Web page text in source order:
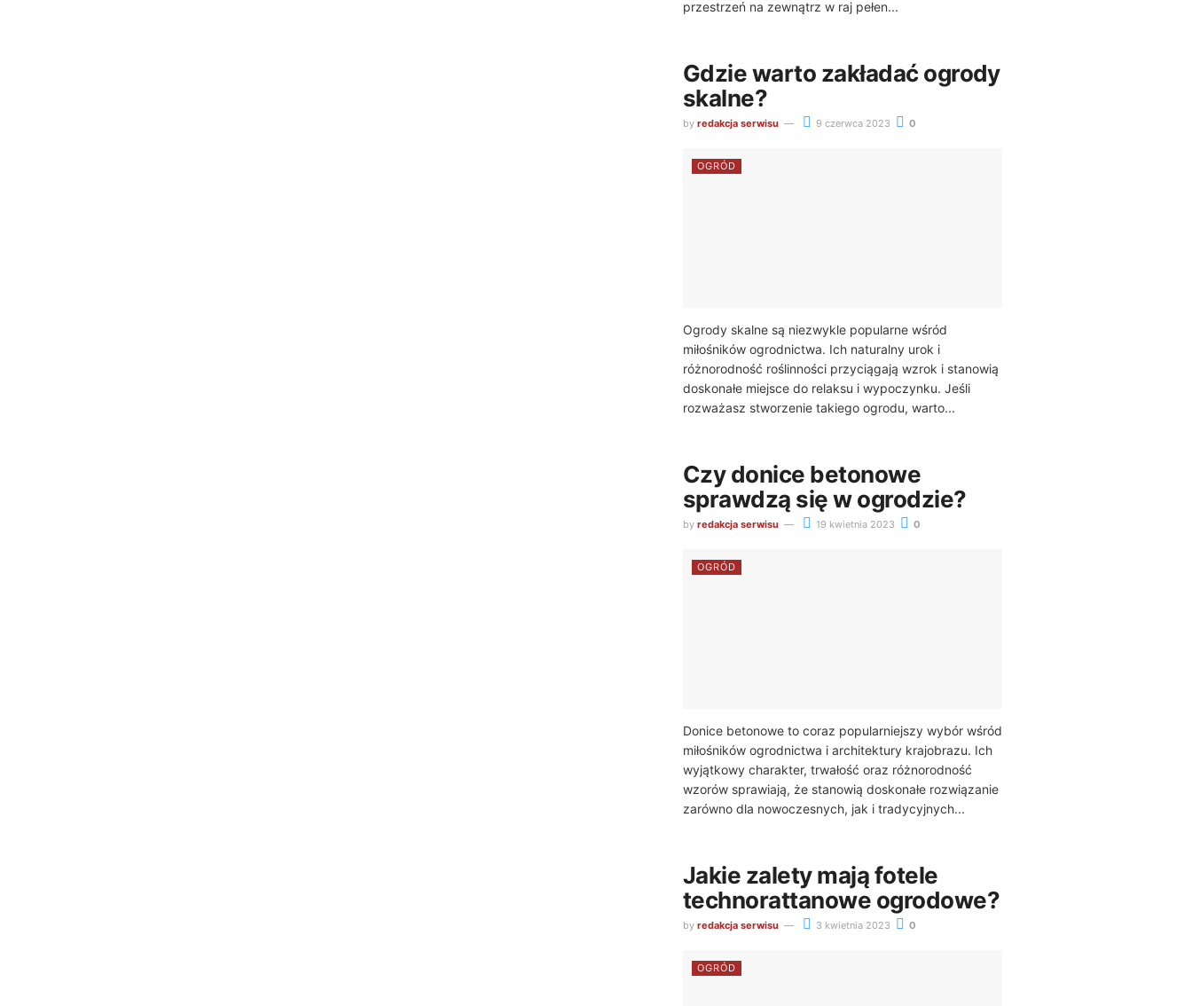
przestrzeń na zewnątrz w raj pełen...
Gdzie warto zakładać ogrody
skalne?
by redakcja serwisu 9 czerwca 2023 0
OGRÓD
Ogrody skalne są niezwykle popularne wśród
miłośników ogrodnictwa. Ich naturalny urok i
różnorodność roślinności przyciągają wzrok i stanowią
doskonałe miejsce do relaksu i wypoczynku. Jeśli
rozważasz stworzenie takiego ogrodu, warto...
Czy donice betonowe
sprawdzą się w ogrodzie?
by redakcja serwisu 19 kwietnia 2023 0
OGRÓD
Donice betonowe to coraz popularniejszy wybór wśród
miłośników ogrodnictwa i architektury krajobrazu. Ich
wyjątkowy charakter, trwałość oraz różnorodność
wzorów sprawiają, że stanowią doskonałe rozwiązanie
zarówno dla nowoczesnych, jak i tradycyjnych...
Jakie zalety mają fotele
technorattanowe ogrodowe?
by redakcja serwisu 3 kwietnia 2023 0
OGRÓD